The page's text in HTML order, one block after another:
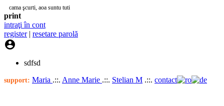
cama şcurti, aoa suntu tuti
print
intraţi în cont
register| resetare parolă

sdfsd
support: Maria .::. Anne Marie .::. Stelian M .::. contact